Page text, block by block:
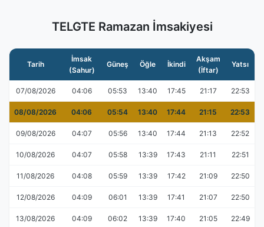
TELGTE Ramazan İmsakiyesi
Tarih
İmsak
(Sahur)
Güneş Öğle İkindi
Akşam
(İftar)
Yatsı
07/08/2026 04:06 05:53 13:40 17:45 21:17 22:53
08/08/2026 04:06 05:54 13:40 17:44 21:15 22:53
09/08/2026 04:07 05:56 13:40 17:44 21:13 22:52
10/08/2026 04:07 05:58 13:39 17:43 21:11 22:51
11/08/2026 04:08 05:59 13:39 17:42 21:09 22:50
12/08/2026 04:09 06:01 13:39 17:41 21:07 22:50
13/08/2026 04:09 06:02 13:39 17:40 21:05 22:49